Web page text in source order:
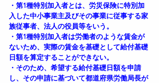
・第1種特別加入者とは、労災保険に特別加
入した中小事業主及びその事業に従事する家
族従事者、法人の役員等をいう。
・第1種特別加入者は労働者のような賃金が
ないため、実際の賃金を基礎として給付基礎
日額を算定することができない。
・そのため、希望する給付基礎日額を申請
し、その申請に基づいて都道府県労働局長が